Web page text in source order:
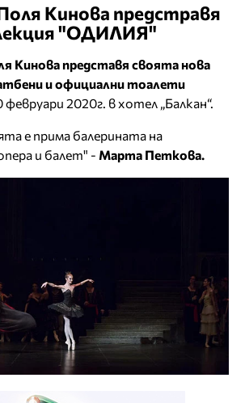
Кинова предстравя
"ОДИЛИЯ"
Кинова представя своята нова
и официални тоалети
февруари 2020г. в хотел „Балкан“.
е прима балерината на
и балет" - Марта Петкова.